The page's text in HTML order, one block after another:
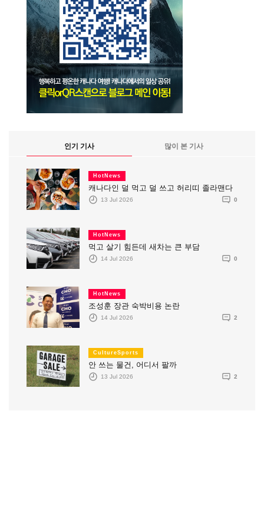
인기 기사 많이 본 기사
HotNews
캐나다인 덜 먹고 덜 쓰고 허리띠 졸라맨다
13 Jul 2026 0
HotNews
먹고 살기 힘든데 새차는 큰 부담
14 Jul 2026 0
HotNews
조성훈 장관 숙박비용 논란
14 Jul 2026 2
CultureSports
안 쓰는 물건, 어디서 팔까
13 Jul 2026 2